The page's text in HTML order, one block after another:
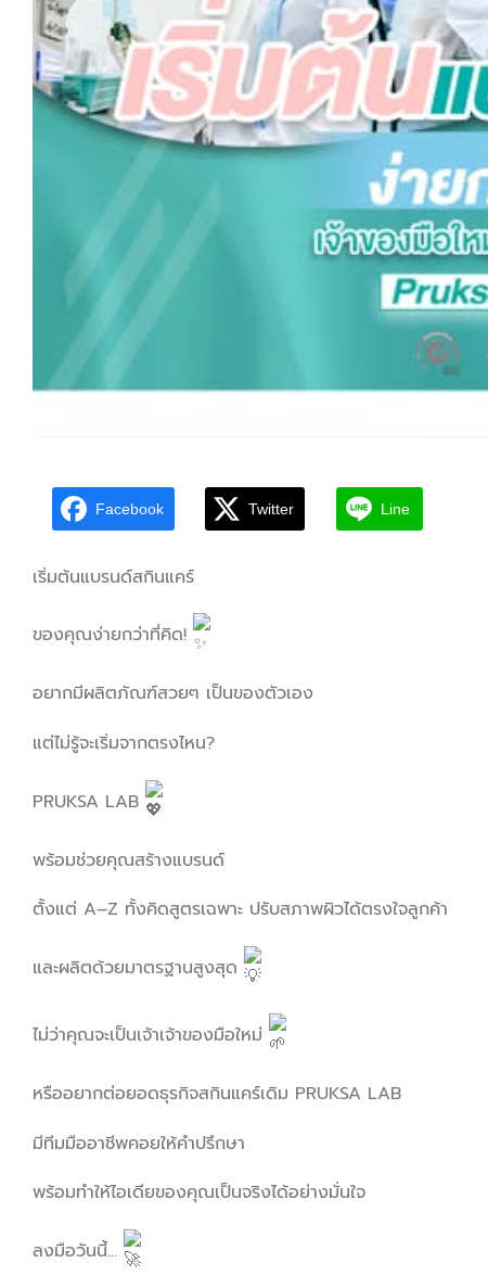
Facebook Twitter Line
เริ่มต้นแบรนด์สกินแคร์
ของคุณง่ายกว่าที่คิด!
อยากมีผลิตภัณฑ์สวยๆ เป็นของตัวเอง
แต่ไม่รู้จะเริ่มจากตรงไหน?
PRUKSA LAB
พร้อมช่วยคุณสร้างแบรนด์
ตั้งแต่ A–Z ทั้งคิดสูตรเฉพาะ ปรับสภาพผิวได้ตรงใจลูกค้า
และผลิตด้วยมาตรฐานสูงสุด
ไม่ว่าคุณจะเป็นเจ้าเจ้าของมือใหม่
หรืออยากต่อยอดธุรกิจสกินแคร์เดิม PRUKSA LAB
มีทีมมืออาชีพคอยให้คำปรึกษา
พร้อมทำให้ไอเดียของคุณเป็นจริงได้อย่างมั่นใจ
ลงมือวันนี้…